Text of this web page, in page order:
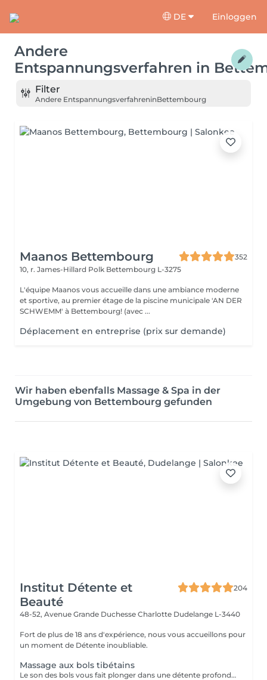
DE Einloggen
Andere
Entspannungsverfahren in
Filter
Andere EntspannungsverfahreninBettembourg
Maanos Bettembourg
352
10, r. James-Hillard Polk Bettembourg L-3275
L'équipe Maanos vous accueille dans une ambiance moderne
et sportive, au premier étage de la piscine municipale 'AN DER
SCHWEMM' à Bettembourg! (avec ...
Déplacement en entreprise (prix sur demande)
Wir haben ebenfalls Massage & Spa in der
Umgebung von Bettembourg gefunden
Institut Détente et
Beauté
204
48-52, Avenue Grande Duchesse Charlotte Dudelange L-3440
Fort de plus de 18 ans d'expérience, nous vous accueillons pour
un moment de Détente inoubliable.
Massage aux bols tibétains
Le son des bols vous fait plonger dans une détente profonde, favorise le sommeil et relâche les tensions musculaires et émotionnelles